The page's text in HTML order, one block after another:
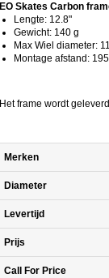
EO Skates Carbon
Lengte: 12.8"
Gewicht: 140 g
Max Wiel diameter:
Montage afstand:
Het frame wordt
Merken
Diameter
Levertijd
Prijs
Call For Price